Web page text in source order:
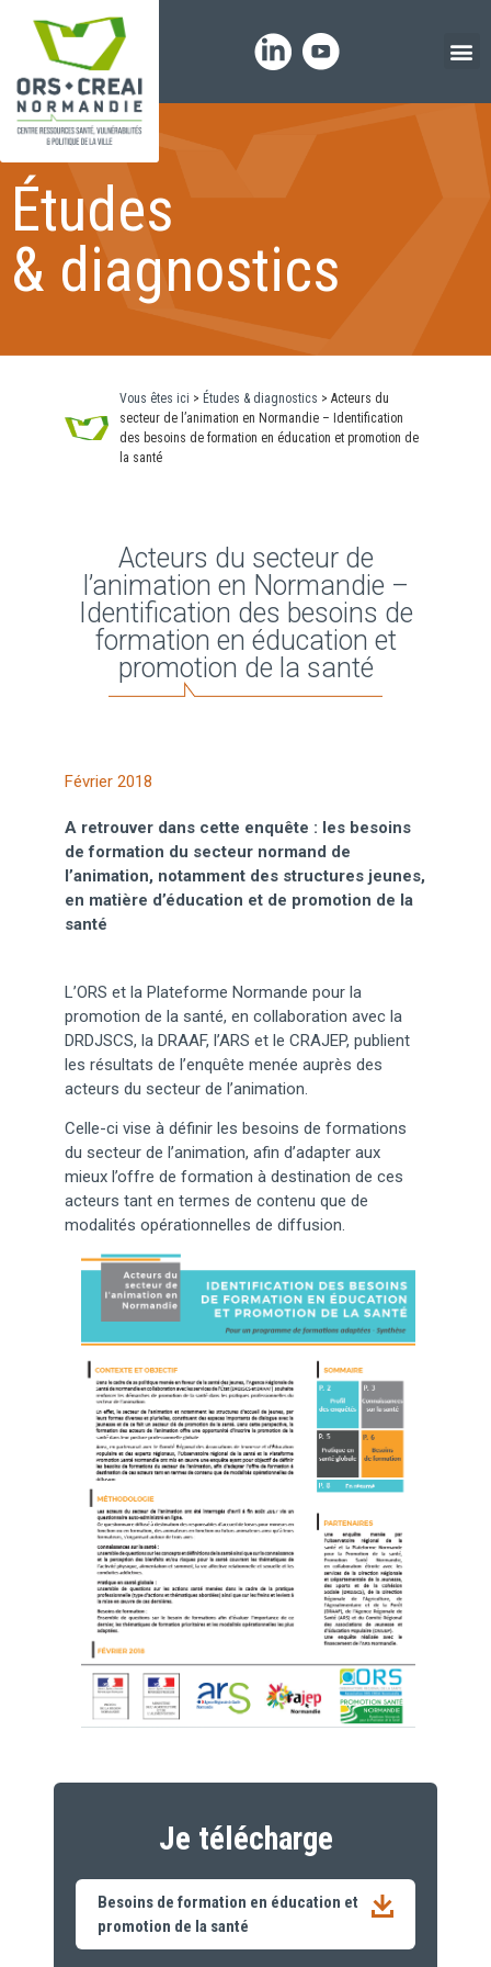
Études
& diagnostics
Vous êtes ici > Études & diagnostics > Acteurs du
secteur de l’animation en Normandie – Identification
des besoins de formation en éducation et promotion de
la santé
Acteurs du secteur de
l’animation en Normandie –
Identification des besoins de
formation en éducation et
promotion de la santé
Février 2018
A retrouver dans cette enquête : les besoins
de formation du secteur normand de
l’animation, notamment des structures jeunes,
en matière d’éducation et de promotion de la
santé
L’ORS et la Plateforme Normande pour la
promotion de la santé, en collaboration avec la
DRDJSCS, la DRAAF, l’ARS et le CRAJEP, publient
les résultats de l’enquête menée auprès des
acteurs du secteur de l’animation.
Celle-ci vise à définir les besoins de formations
du secteur de l’animation, afin d’adapter aux
mieux l’offre de formation à destination de ces
acteurs tant en termes de contenu que de
modalités opérationnelles de diffusion.
Je télécharge
Besoins de formation en éducation et
promotion de la santé
Panneau de gestion des cookies